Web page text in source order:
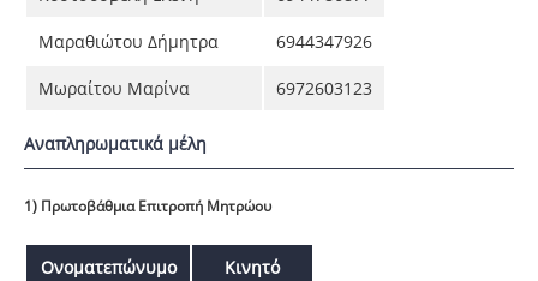
Μαραθιώτου Δήμητρα 6944347926
Μωραίτου Μαρίνα 6972603123
Αναπληρωματικά μέλη
1) Πρωτοβάθμια Επιτροπή Μητρώου
Ονοματεπώνυμο Κινητό